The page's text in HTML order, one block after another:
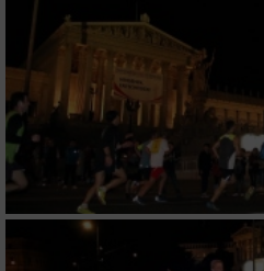
verschiedenen Quellen
Entwicklung und Verbesserung
Verwendung reduzierter
von Inhalten
IAB-Besonderheiten:
Verwendung genauer